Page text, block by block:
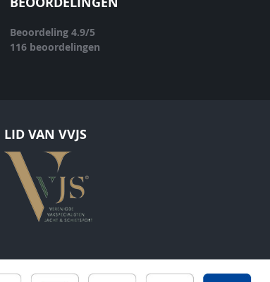
Beoordeling 4.9/5
116 beoordelingen
LID VAN VVJS